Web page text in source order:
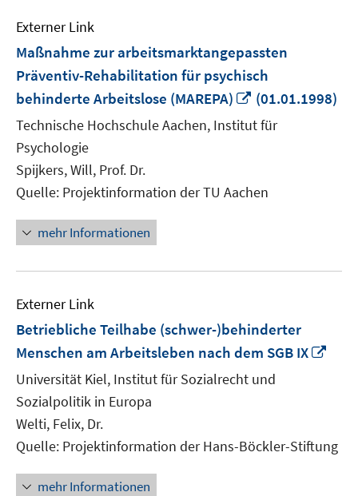
Externer Link
Maßnahme zur arbeitsmarktangepassten
Präventiv-Rehabilitation für psychisch
behinderte Arbeitslose (MAREPA)
In
neuem
Fenster
(01.01.1998)
Technische Hochschule Aachen, Institut für
Psychologie
Spijkers, Will, Prof. Dr.
Quelle: Projektinformation der TU Aachen
mehr Informationen
Externer Link
Betriebliche Teilhabe (schwer-)behinderter
Menschen am Arbeitsleben nach dem SGB IX
Universität Kiel, Institut für Sozialrecht und
Sozialpolitik in Europa
Welti, Felix, Dr.
Quelle: Projektinformation der Hans-Böckler-Stiftung
mehr Informationen